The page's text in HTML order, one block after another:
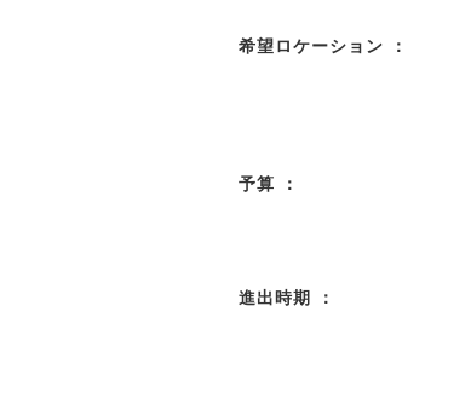
希望ロケーション ：
予算 ：
進出時期 ：